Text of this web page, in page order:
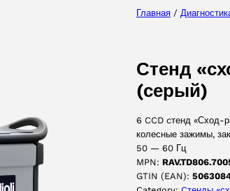
Главная /
Стенд
(серый)
6 CCD cтенд «Сход-
колесные зажимы,
50 — 60 Гц
MPN:
GTIN (EAN):